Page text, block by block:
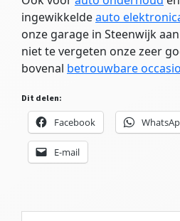
ingewikkeldeauto
onze garage in Steenwijk
niet te vergeten onze zeer
bovenal betrouwbare
Dit delen:
Facebook
E-mail